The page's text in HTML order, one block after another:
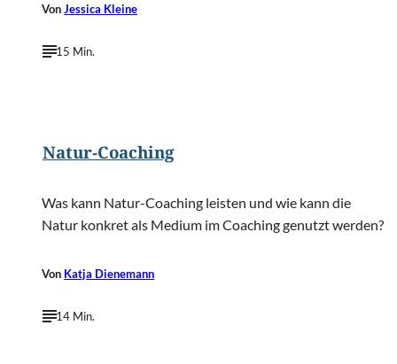
VonJessica Kleine
15 Min.
Natur-Coaching
Was kann Natur-Coaching leisten und wie kann die
Natur konkret als Medium im Coaching genutzt werden?
Von Katja Dienemann
14 Min.